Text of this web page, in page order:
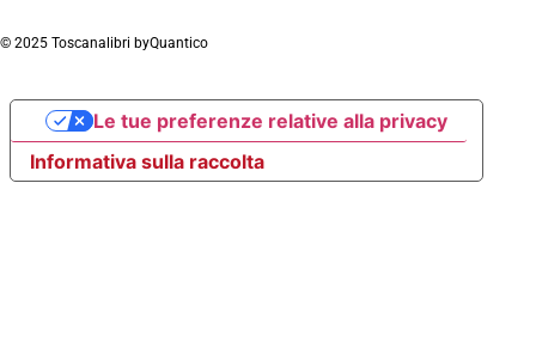
© 2025 Toscanalibri byQuantico
Informativa sulla raccolta
Le tue preferenze relative alla privacy